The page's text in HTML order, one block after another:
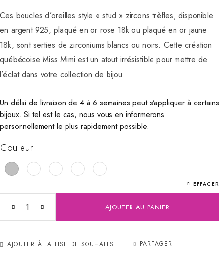
Ces boucles d’oreilles style « stud » zircons trèfles, disponible
en argent 925, plaqué en or rose 18k ou plaqué en or jaune
18k, sont serties de zirconiums blancs ou noirs. Cette création
québécoise Miss Mimi est un atout irrésistible pour mettre de
l’éclat dans votre collection de bijou.
Un délai de livraison de 4 à 6 semaines peut s’appliquer à certains
bijoux. Si tel est le cas, nous vous en informerons
personnellement le plus rapidement possible.
Couleur
EFFACER
AJOUTER AU PANIER
AJOUTER À LA LISE DE SOUHAITS PARTAGER